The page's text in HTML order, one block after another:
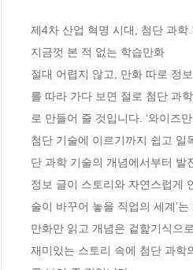
제4차 산업 혁명 시대, 첨단 과
지금껏 본 적 없는 학습만화
절대 어렵지 않고, 만화 따로 정
를 따라 가다 보면 절로 첨단 과
로 만들어 줄 것입니다. ‘와이즈
첨단 기술에 이르기까지 쉽고 일
단 과학 기술의 개념에서부터
정보 글이 스토리와 자연스럽게
술이 바꾸어 놓을 직업의 세계’
만화만 읽고 개념은 겉핥기식으
재미있는 스토리 속에 첨단 과학